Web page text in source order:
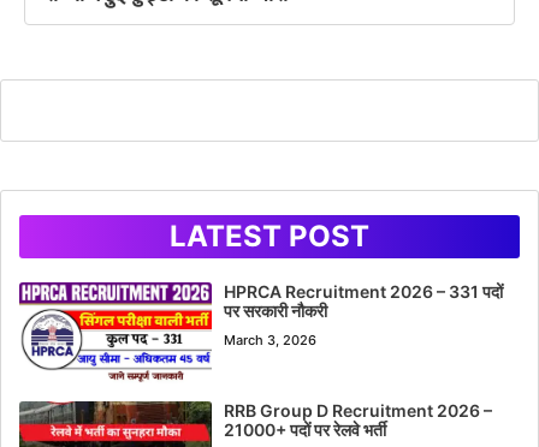
LATEST POST
HPRCA Recruitment 2026 – 331 पदों
पर सरकारी नौकरी
March 3, 2026
RRB Group D Recruitment 2026 –
21000+ पदों पर रेलवे भर्ती